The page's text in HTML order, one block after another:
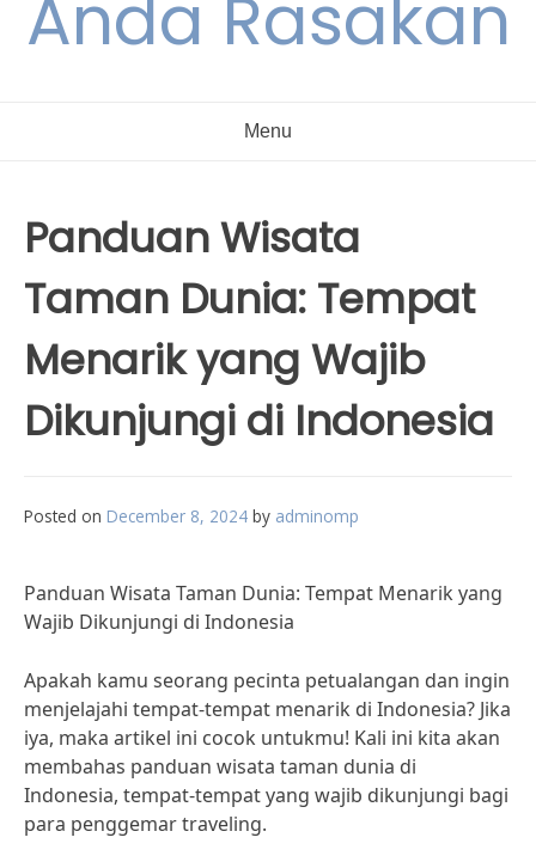
Anda Rasakan
Menu
Panduan Wisata
Taman Dunia: Tempat
Menarik yang Wajib
Dikunjungi di Indonesia
Posted on December 8, 2024 by adminomp
Panduan Wisata Taman Dunia: Tempat Menarik yang
Wajib Dikunjungi di Indonesia
Apakah kamu seorang pecinta petualangan dan ingin
menjelajahi tempat-tempat menarik di Indonesia? Jika
iya, maka artikel ini cocok untukmu! Kali ini kita akan
membahas panduan wisata taman dunia di
Indonesia, tempat-tempat yang wajib dikunjungi bagi
para penggemar traveling.